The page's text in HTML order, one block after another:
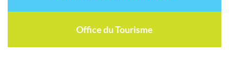
Office du Tourisme